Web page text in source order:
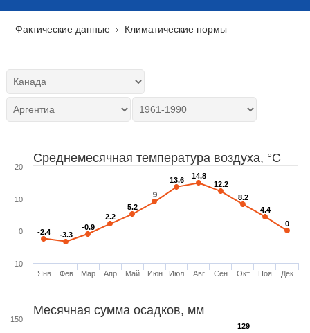
Фактические данные Климатические нормы
Среднемесячная температура воздуха, °C
-2.4
-2.4 -3.3
-3.3
-0.9
-0.9
2.2
2.2
5.2
5.2
9
9
13.6
13.6 14.8
14.8
12.2
12.2
8.2
8.2
4.4
4.4
0
0
Янв Фев Мар Апр Май Июн Июл Авг Сен Окт Ноя Дек
-10
0
10
20
Месячная сумма осадков, мм
129
129
150